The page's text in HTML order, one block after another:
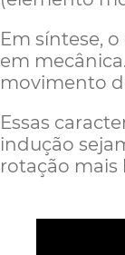
Em síntese,
em
movimento
Essas
indução
rotação mais